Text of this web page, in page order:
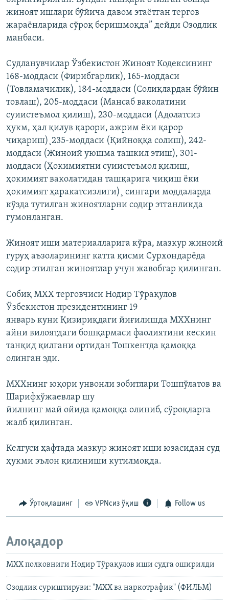
жиноят ишлари бўйича давом этаётган тергов
жараёнларида сўроқ беришмоқда” дейди Озодлик
манбаси.
Судланувчилар Ўзбекистон Жиноят Кодексининг
168-моддаси (Фирибгарлик), 165-моддаси
(Товламачилик), 184-моддаси (Солиқлардан бўйин
товлаш), 205-моддаси (Мансаб ваколатини
суиистеъмол қилиш), 230-моддаси (Адолатсиз
ҳукм, ҳал қилув қарори, ажрим ёки қарор
чиқариш)¸235-моддаси (Қийноққа солиш), 242-
моддаси (Жиноий уюшма ташкил этиш), 301-
моддаси (Ҳокимиятни суиистеъмол қилиш,
ҳокимият ваколатидан ташқарига чиқиш ёки
ҳокимият ҳаракатсизлиги)¸ сингари моддаларда
кўзда тутилган жиноятларни содир этганликда
гумонланган.
Жиноят иши материалларига кўра, мазкур жиноий
гуруҳ аъзоларининг катта қисми Сурхондарёда
содир этилган жиноятлар учун жавобгар қилинган.
Собиқ МХХ терговчиси Нодир Тўрақулов
Ўзбекистон президентининг 19
январь куни Қизириқдаги йиғилишда МХХнинг
айни вилоятдаги бошқармаси фаолиятини кескин
танқид қилгани ортидан Тошкентда қамоққа
олинган эди.
МХХнинг юқори унвонли зобитлари Тошпўлатов ва
Шарифхўжаевлар шу
йилнинг май ойида қамоққа олиниб, сўроқларга
жалб қилинган.
Келгуси ҳафтада мазкур жиноят иши юзасидан суд
ҳукми эълон қилиниши кутилмоқда.
Ўртоқлашинг VPNсиз ўқиш Follow us
Алоқадор
МХХ полковниги Нодир Тўрақулов иши судга оширилди
Озодлик суриштируви: "МХХ ва наркотрафик" (ФИЛЬМ)